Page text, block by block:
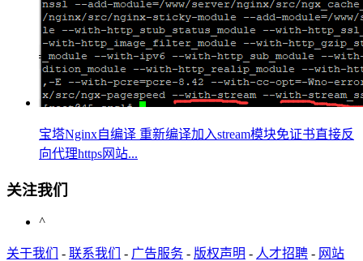
宝塔Nginx自编译 重新编译加入stream模块免证书直接反
向代理https网站...
关注我们
^
关于我们 - 联系我们 - 广告服务 - 版权声明 - 人才招聘 - 网站